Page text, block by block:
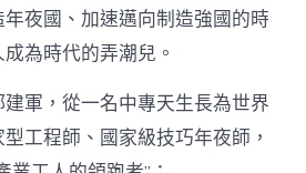
夜國、加速邁向制造強國的時
為時代的弄潮兒。
軍，從一名中專天生長為世界
工程師、國家級技巧年夜師，